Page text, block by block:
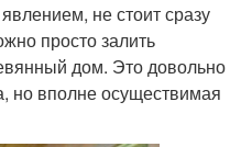
не стоит сразу
просто залить
дом. Это довольно
но вполне осуществимая